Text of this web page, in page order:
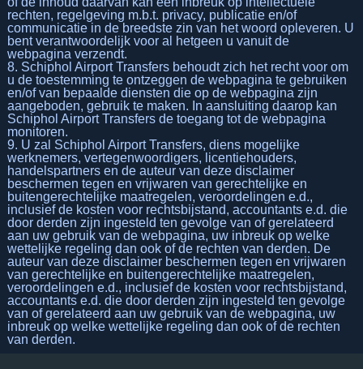
rechten, regelgeving m.b.t. privacy, publicatie en/of
communicatie in de breedste zin van het woord opleveren. U
bent verantwoordelijk voor al hetgeen u vanuit de
webpagina verzendt.
8. Schiphol Airport Transfers behoudt zich het recht voor om
u de toestemming te ontzeggen de webpagina te gebruiken
en/of van bepaalde diensten die op de webpagina zijn
aangeboden, gebruik te maken. In aansluiting daarop kan
Schiphol Airport Transfers de toegang tot de webpagina
monitoren.
9. U zal Schiphol Airport Transfers, diens mogelijke
werknemers, vertegenwoordigers, licentiehouders,
handelspartners en de auteur van deze disclaimer
beschermen tegen en vrijwaren van gerechtelijke en
buitengerechtelijke maatregelen, veroordelingen e.d.,
inclusief de kosten voor rechtsbijstand, accountants e.d. die
door derden zijn ingesteld ten gevolge van of gerelateerd
aan uw gebruik van de webpagina, uw inbreuk op welke
wettelijke regeling dan ook of de rechten van derden. De
auteur van deze disclaimer beschermen tegen en vrijwaren
van gerechtelijke en buitengerechtelijke maatregelen,
veroordelingen e.d., inclusief de kosten voor rechtsbijstand,
accountants e.d. die door derden zijn ingesteld ten gevolge
van of gerelateerd aan uw gebruik van de webpagina, uw
inbreuk op welke wettelijke regeling dan ook of de rechten
van derden.